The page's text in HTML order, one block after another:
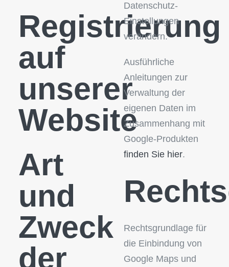
Registrierung
auf
unserer
Website
Art
und
Zweck
der
Datenschutz-
Einstellungen
verändern.
Ausführliche
Anleitungen zur
Verwaltung der
eigenen Daten im
Zusammenhang mit
Google-Produkten
finden Sie hier.
Rechtsgrundlage für
die Einbindung von
Google Maps und